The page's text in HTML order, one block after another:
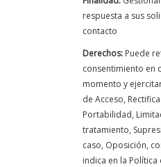
respuesta a sus
contacto
Derechos:Puede
consentimiento en
momento y
de Acceso,
Portabilidad,
tratamiento,
caso, Oposición,
indica en la Política